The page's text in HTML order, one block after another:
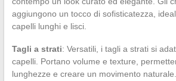
aggiungono un tocco di sofisticatezza,
capelli lunghi e lisci.
Tagli a strati: Versatili, i tagli a strati si
capelli. Portano volume e texture,
lunghezze e creare un movimento